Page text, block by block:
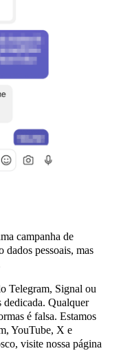
campanha de
dados pessoais, mas
Telegram, Signal ou
dedicada. Qualquer
é falsa. Estamos
YouTube, X e
visite nossa página